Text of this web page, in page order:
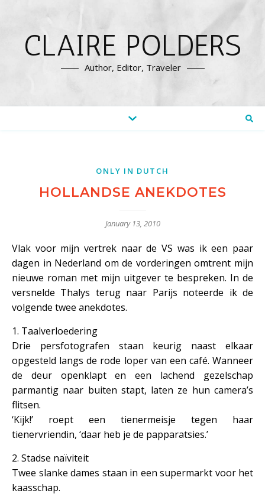
CLAIRE POLDERS
Author, Editor, Traveler
ONLY IN DUTCH
HOLLANDSE ANEKDOTES
January 13, 2010
Vlak voor mijn vertrek naar de VS was ik een paar
dagen in Nederland om de vorderingen omtrent mijn
nieuwe roman met mijn uitgever te bespreken. In de
versnelde Thalys terug naar Parijs noteerde ik de
volgende twee anekdotes.
1. Taalverloedering
Drie persfotografen staan keurig naast elkaar
opgesteld langs de rode loper van een café. Wanneer
de deur openklapt en een lachend gezelschap
parmantig naar buiten stapt, laten ze hun camera’s
flitsen.
‘Kijk!’ roept een tienermeisje tegen haar
tienervriendin, ‘daar heb je de papparatsies.’
2. Stadse naïviteit
Twee slanke dames staan in een supermarkt voor het
kaasschap.